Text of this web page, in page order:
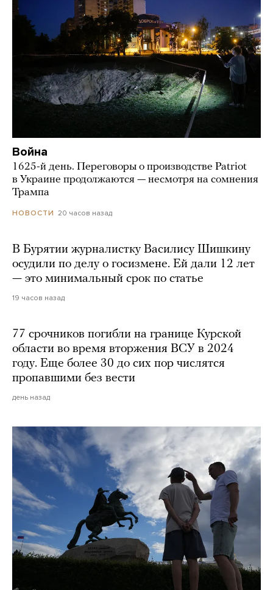
Война
1625-й день. Переговоры о производстве Patriot
в Украине продолжаются — несмотря на сомнения
Трампа
НОВОСТИ 20 часов назад
В Бурятии журналистку Василису Шишкину
осудили по делу о госизмене. Ей дали 12 лет
— это минимальный срок по статье
19 часов назад
77 срочников погибли на границе Курской
области во время вторжения ВСУ в 2024
году. Еще более 30 до сих пор числятся
пропавшими без вести
день назад